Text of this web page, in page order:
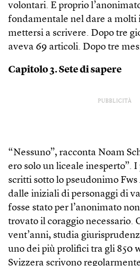
volontari. E proprio
fondamentale nel dare a molti
mettersi a scrivere. Dopo tre
aveva 69 articoli. Dopo tre
Capitolo 3. Sete di sapere
PUBBLICITÀ
“Nessuno”, racconta Noam
ero solo un liceale inesperto”.
scritti sotto lo pseudonimo
dalle iniziali di personaggi di
fosse stato per l’anonimato
trovato il coraggio necessario.
vent’anni, studia
uno dei più prolifici tra gli 850
Svizzera scrivono